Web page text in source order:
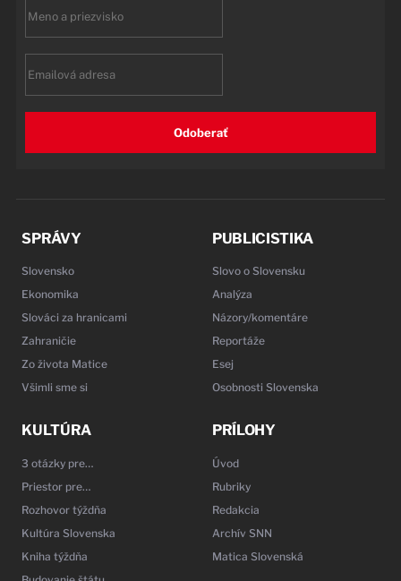
Odoberať
SPRÁVY
Slovensko
Ekonomika
Slováci za hranicami
Zahraničie
Zo života Matice
Všimli sme si
PUBLICISTIKA
Slovo o Slovensku
Analýza
Názory/komentáre
Reportáže
Esej
Osobnosti Slovenska
KULTÚRA
3 otázky pre…
Priestor pre…
Rozhovor týždňa
Kultúra Slovenska
Kniha týždňa
PRÍLOHY
Úvod
Rubriky
Redakcia
Archív SNN
Matica Slovenská